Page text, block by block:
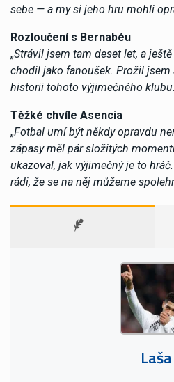
sebe — a my si jeho hru mohli
Rozloučení s Bernabéu
„Strávil jsem tam deset let, a
chodil jako fanoušek. Prožil
historii tohoto výjimečného klubu
Těžké chvíle Asencia
„Fotbal umí být někdy opravdu
zápasy měl pár složitých
ukazoval, jak výjimečný je to
rádi, že se na něj můžeme
Laša